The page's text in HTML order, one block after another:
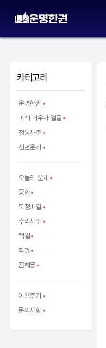
카테고리
운명한권
미래 배우자 얼굴
정통사주
신년운세
오늘의 운세
궁합
토정비결
수리사주
택일
작명
꿈해몽
이용후기
문의사항